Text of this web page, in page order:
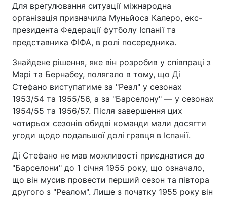
Для врегулювання ситуації міжнародна
організація призначила Муньйоса Калеро, екс-
президента Федерації футболу Іспанії та
представника ФІФА, в ролі посередника.
Знайдене рішення, яке він розробив у співпраці з
Марі та Бернабеу, полягало в тому, що Ді
Стефано виступатиме за "Реал" у сезонах
1953/54 та 1955/56, а за "Барселону" — у сезонах
1954/55 та 1956/57. Після завершення цих
чотирьох сезонів обидві команди мали досягти
угоди щодо подальшої долі гравця в Іспанії.
Ді Стефано не мав можливості приєднатися до
"Барселони" до 1 січня 1955 року, що означало,
що він мусив провести перший сезон та півтора
другого з "Реалом". Лише з початку 1955 року він